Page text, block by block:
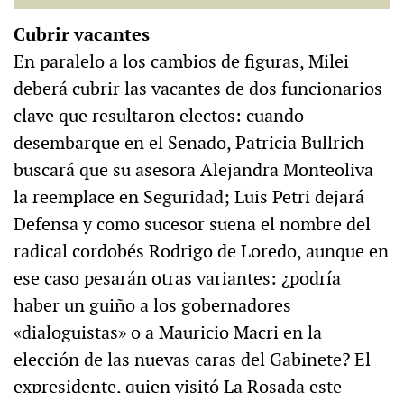
Cubrir vacantes
En paralelo a los cambios de figuras, Milei
deberá cubrir las vacantes de dos funcionarios
clave que resultaron electos: cuando
desembarque en el Senado, Patricia Bullrich
buscará que su asesora Alejandra Monteoliva
la reemplace en Seguridad; Luis Petri dejará
Defensa y como sucesor suena el nombre del
radical cordobés Rodrigo de Loredo, aunque en
ese caso pesarán otras variantes: ¿podría
haber un guiño a los gobernadores
«dialoguistas» o a Mauricio Macri en la
elección de las nuevas caras del Gabinete? El
expresidente, quien visitó La Rosada este